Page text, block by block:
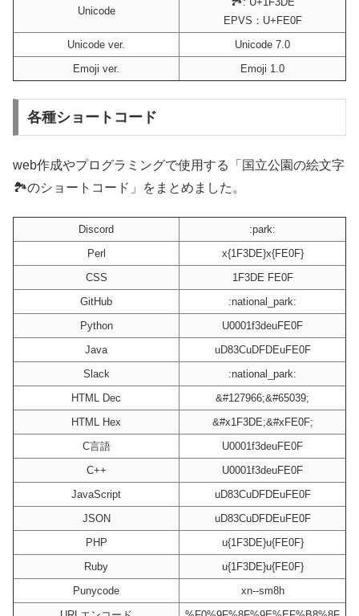
Unicode
EPVS：U+FE0F
Unicode ver.
Unicode 7.0
Emoji ver.
Emoji 1.0
各種ショートコード
web作成やプログラミングで使用する「国立公園の絵文字
🏞️のショートコード」をまとめました。
Discord
:park:
Perl
x{1F3DE}x{FE0F}
CSS
1F3DE FE0F
GitHub
:national_park:
Python
U0001f3deuFE0F
Java
uD83CuDFDEuFE0F
Slack
:national_park:
HTML Dec
&#127966;&#65039;
HTML Hex
&#x1F3DE;&#xFE0F;
C言語
U0001f3deuFE0F
C++
U0001f3deuFE0F
JavaScript
uD83CuDFDEuFE0F
JSON
uD83CuDFDEuFE0F
PHP
u{1F3DE}u{FE0F}
Ruby
u{1F3DE}u{FE0F}
Punycode
xn--sm8h